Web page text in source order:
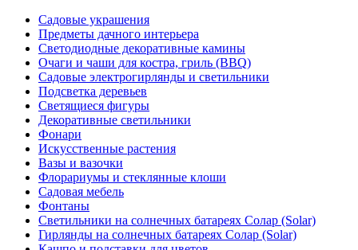
Садовые украшения
Предметы дачного интерьера
Светодиодные декоративные камины
Очаги и чаши для костра, гриль (BBQ)
Садовые электрогирлянды и светильники
Подсветка деревьев
Светящиеся фигуры
Декоративные светильники
Фонари
Искусственные растения
Вазы и вазочки
Флорариумы и стеклянные клоши
Садовая мебель
Фонтаны
Светильники на солнечных батареях Солар (Solar)
Гирлянды на солнечных батареях Солар (Solar)